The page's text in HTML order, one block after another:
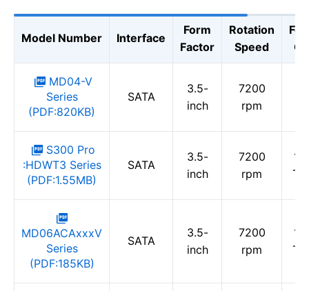
Model Number Interface
Form
Factor
Rotation
Speed
MD04-V
Series
(PDF:820KB)
SATA
3.5-
inch
7200
rpm
S300 Pro
:HDWT3 Series
(PDF:1.55MB)
SATA
3.5-
inch
7200
rpm
MD06ACAxxxV
Series
(PDF:185KB)
SATA
3.5-
inch
7200
rpm